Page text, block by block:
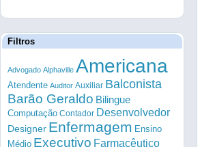
Filtros
Advogado Alphaville Americana
Atendente Auditor Auxiliar Balconista
Barão Geraldo Bilingue
Computação Contador Desenvolvedor
Designer Enfermagem Ensino
Médio Executivo Farmacêutico